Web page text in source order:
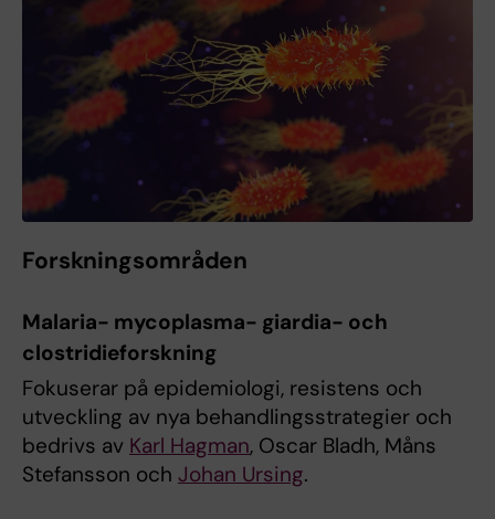
Forskningsområden
Malaria- mycoplasma- giardia- och
clostridieforskning
Fokuserar på epidemiologi, resistens och
utveckling av nya behandlingsstrategier och
bedrivs av Karl Hagman, Oscar Bladh, Måns
Stefansson och Johan Ursing.